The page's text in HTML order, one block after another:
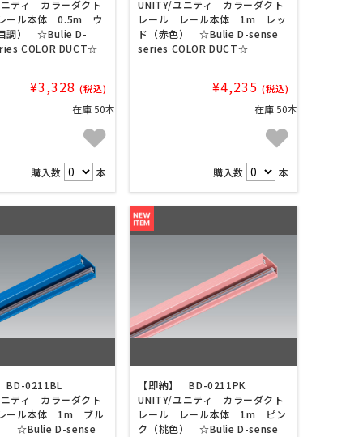
ティ カラーダクト
ール本体 0.5m ウ
調） ☆Bulie D-
COLOR DUCT☆
¥3,328 (税込)
在庫 50本
購入数 本
UNITY/ユニティ カラーダクト
レール レール本体 1m レッ
ド（赤色） ☆Bulie D-sense
series COLOR DUCT☆
¥4,235 (税込)
在庫 50本
購入数 本
BD-0211BL
ティ カラーダクト
ール本体 1m ブル
☆Bulie D-sense
【即納】 BD-0211PK
UNITY/ユニティ カラーダクト
レール レール本体 1m ピン
ク（桃色） ☆Bulie D-sense